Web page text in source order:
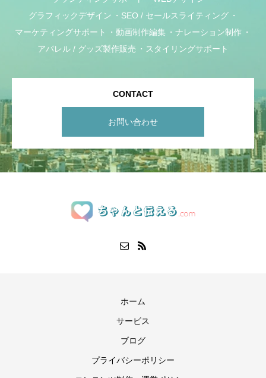
グラフィックデザイン
SEO / セールスライティング
マーケティングサポート
動画制作編集
ナレーション制作
アパレル / グッズ製作販売
スタイリングサポート
CONTACT
お問い合わせ
ホーム
サービス
ブログ
プライバシーポリシー